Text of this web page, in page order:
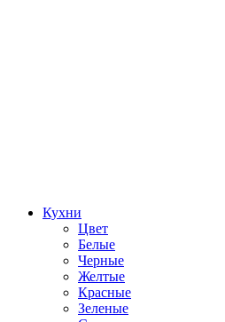
Кухни
Цвет
Белые
Черные
Желтые
Красные
Зеленые